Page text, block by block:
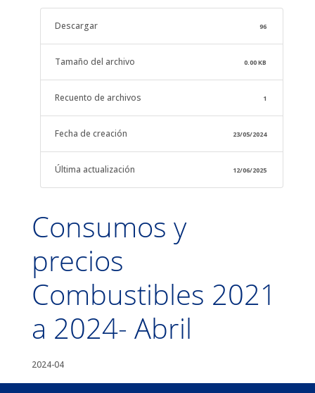
Descargar 96
Tamaño del archivo 0.00 KB
Recuento de archivos 1
Fecha de creación 23/05/2024
Última actualización 12/06/2025
Consumos y
precios
Combustibles 2021
a 2024- Abril
2024-04